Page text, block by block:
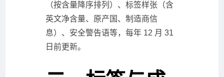
（按含量降序排列）、标签样张（含
英文净含量、原产国、制造商信
息）、安全警告语等，每年 12 月 31
日前更新。